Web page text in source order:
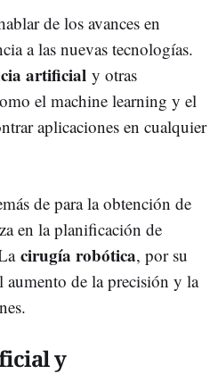
de los avances en
a las nuevas tecnologías.
artificial y otras
el machine learning y el
aplicaciones en cualquier
de para la obtención de
en la planificación de
cirugía robótica, por su
aumento de la precisión y la
y